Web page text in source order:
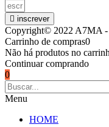
inscrever
Copyright© 2022 A7MA -
Carrinho de compras0
Não há produtos no
Continuar comprando
0
Menu
HOME